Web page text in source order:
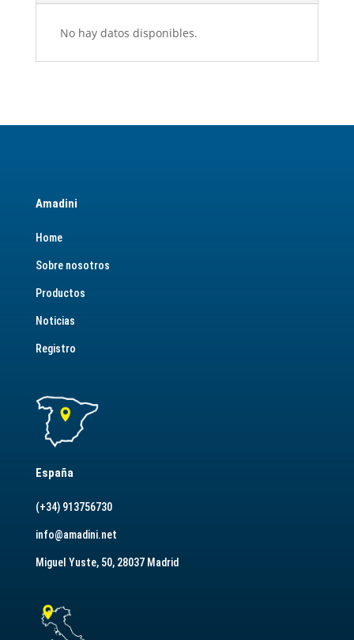
No hay datos disponibles.
Amadini
Home
Sobre nosotros
Productos
Noticias
Registro
España
(+34) 913756730
info@amadini.net
Miguel Yuste, 50, 28037 Madrid